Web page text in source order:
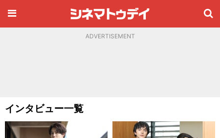
ADVERTISEMENT
インタビュー一覧